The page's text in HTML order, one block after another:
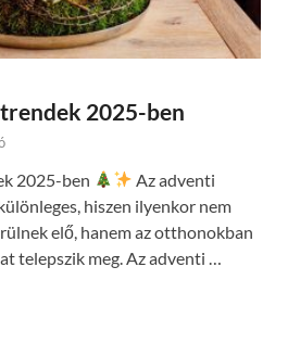
2025-ben
2025-ben
Az adventi
hiszen ilyenkor nem
elő, hanem az otthonokban
telepszik meg. Az adventi …